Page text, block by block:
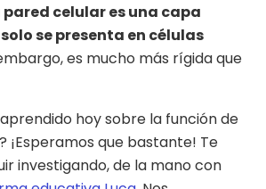
pared celular es una capa
se presenta en células
es mucho más rígida que
hoy sobre la función de
¡Esperamos que bastante! Te
investigando, de la mano con